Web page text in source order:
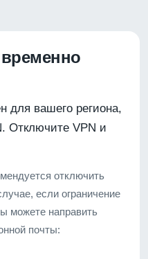
для вашего региона,
Отключите VPN и
отключить
если ограничение
можете направить
почты: